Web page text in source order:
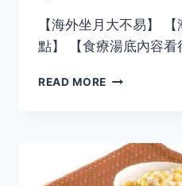
【海外坐月大不易】
點】 【食療湯底內容看
READ MORE 紫
榮
登